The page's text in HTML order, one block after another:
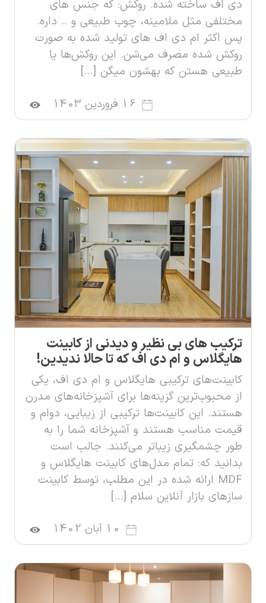
دی اف ساخته شده. روکش: که جنس های
مختلفی مثل ملامینه، چوب طبیعی و .. داره.
پس اکثر ام دی اف های تولید شده به صورت
روکش شده مصرف می‌شن. این روکش‌ها یا
طبیعی هستن که بهشون میگن […]
16 فروردین 1403
ترکیب های بی نظیر و دیدنی از کابینت
هایگلاس و ام دی اف که تا حالا ندیدین!
کابینت‌های ترکیبی هایگلاس و ام دی اف، یکی
از محبوب‌ترین گزینه‌ها برای آشپزخانه‌های مدرن
هستند. این کابینت‌ها ترکیبی از زیبایی، دوام و
قیمت مناسب هستند و آشپزخانه شما را به
طور چشمگیری زیباتر می‌کنند. جالب است
بدانید که: تمام مدل‌های کابینت هایگلاس و
MDF ارائه شده در این مطلب، توسط کابینت
سازهای بازار آنلاین سلام […]
10 آبان 1402